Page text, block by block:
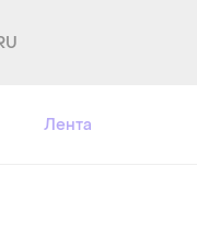
Лента